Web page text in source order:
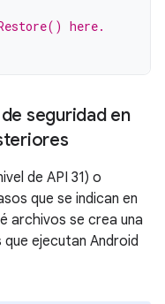
here.
seguridad en
de API 31) o
que se indican en
archivos se crea una
ejecutan Android